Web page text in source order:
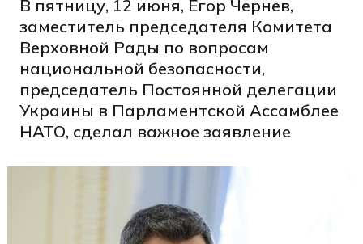
В пятницу, 12 июня, Егор Чернев,
заместитель председателя Комитета
Верховной Рады по вопросам
национальной безопасности,
председатель Постоянной делегации
Украины в Парламентской Ассамблее
НАТО, сделал важное заявление